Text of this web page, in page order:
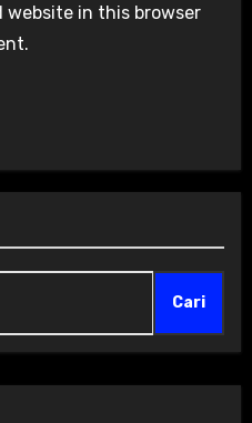
website in this browser
Cari